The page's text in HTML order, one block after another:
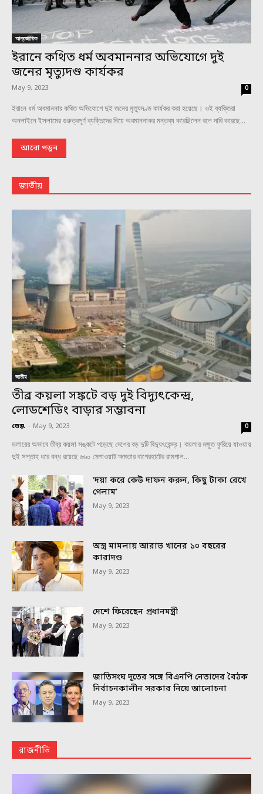
আন্তর্জাতিক
ইরানে কথিত ধর্ম অবমাননার অভিযোগে দুই
জনের মৃত্যুদণ্ড কার্যকর
May 9, 2023 0
ইরানে ধর্ম অবমাননার কথিত অভিযোগে দুই জনের মৃত্যুদণ্ড কার্যকর করা হয়েছে। ওই ব্যক্তিরা
অনলাইনে ইসলামের গুরুত্বপূর্ণ ব্যক্তিদের নিয়ে অবমাননাকর মন্তব্য করেছিলেন বলে দাবি করেছে...
আরো পড়ুন
জাতীয়
জাতীয়
তীব্র কয়লা সঙ্কটে বড় দুই বিদ্যুৎকেন্দ্র,
লোডশেডিং বাড়ার সম্ভাবনা
ডেস্ক - May 9, 2023 0
ডলারের অভাবে তীব্র কয়লা সঙ্কটে পড়েছে দেশের বড় দুটি বিদ্যুৎকেন্দ্র। কয়লার মজুত ফুরিয়ে যাওয়ায়
দুই সপ্তাহ ধরে বন্ধ রয়েছে ৬৬০ মেগাওয়াট ক্ষমতার বাগেরহাটের রামপাল...
‘দয়া করে কেউ দাফন করুন, কিছু টাকা রেখে
গেলাম’
May 9, 2023
অস্ত্র মামলায় আরাভ খানের ১০ বছরের
কারাদণ্ড
May 9, 2023
দেশে ফিরেছেন প্রধানমন্ত্রী
May 9, 2023
জাতিসংঘ দূতের সঙ্গে বিএনপি নেতাদের বৈঠক
নির্বাচনকালীন সরকার নিয়ে আলোচনা
May 9, 2023
রাজনীতি